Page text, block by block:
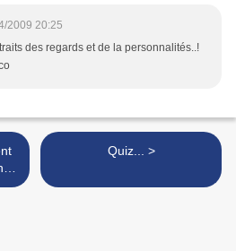
2009 20:25
des regards et de la personnalités..!
Quiz... >